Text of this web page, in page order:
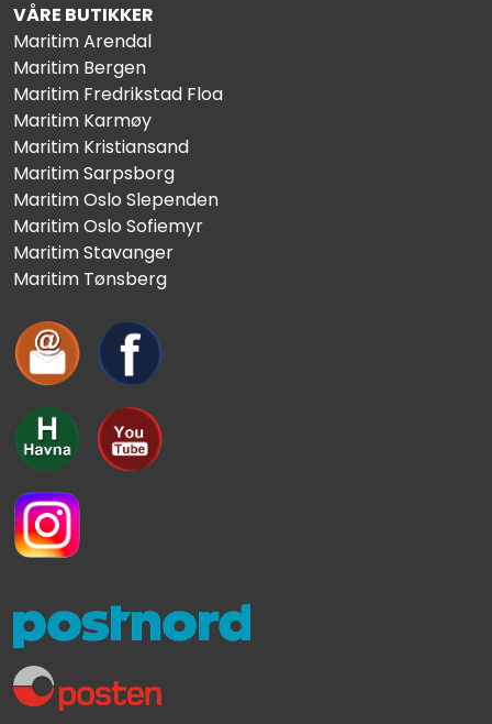
VÅRE BUTIKKER
Maritim Arendal
Maritim Bergen
Maritim Fredrikstad Floa
Maritim Karmøy
Maritim Kristiansand
Maritim Sarpsborg
Maritim Oslo Slependen
Maritim Oslo Sofiemyr
Maritim Stavanger
Maritim Tønsberg